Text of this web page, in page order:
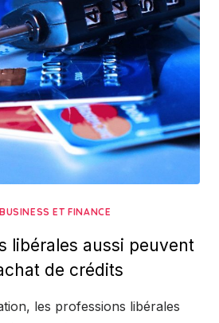
BUSINESS ET FINANCE
libérales aussi peuvent
de crédits
les professions libérales